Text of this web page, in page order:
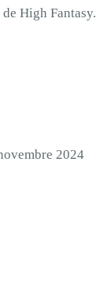
High Fantasy.
2024